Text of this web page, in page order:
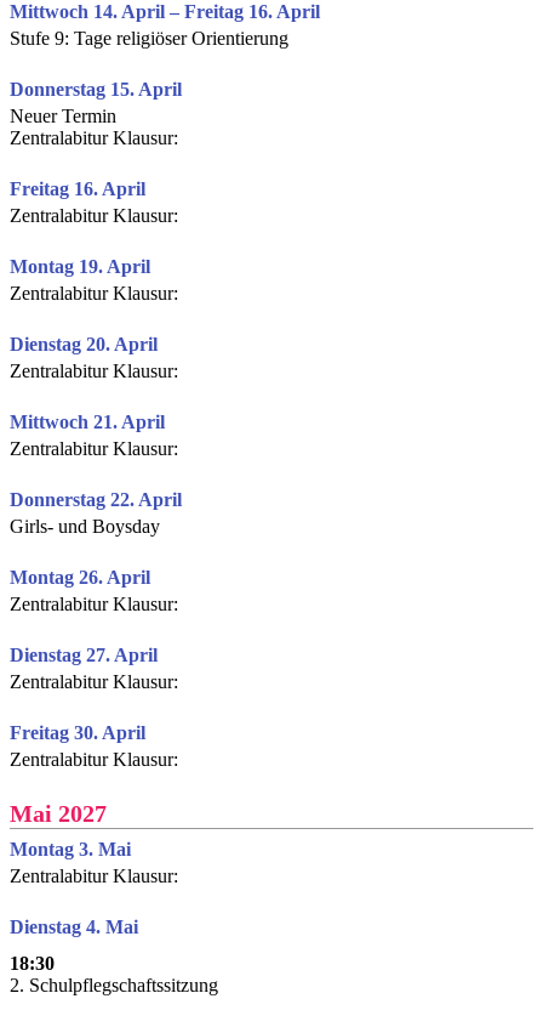
Mittwoch 14. April – Freitag 16. April
Stufe 9: Tage religiöser Orientierung
Donnerstag 15. April
Neuer Termin
Zentralabitur Klausur:
Freitag 16. April
Zentralabitur Klausur:
Montag 19. April
Zentralabitur Klausur:
Dienstag 20. April
Zentralabitur Klausur:
Mittwoch 21. April
Zentralabitur Klausur:
Donnerstag 22. April
Girls- und Boysday
Montag 26. April
Zentralabitur Klausur:
Dienstag 27. April
Zentralabitur Klausur:
Freitag 30. April
Zentralabitur Klausur:
Mai 2027
Montag 3. Mai
Zentralabitur Klausur:
Dienstag 4. Mai
18:30
2. Schulpflegschaftssitzung